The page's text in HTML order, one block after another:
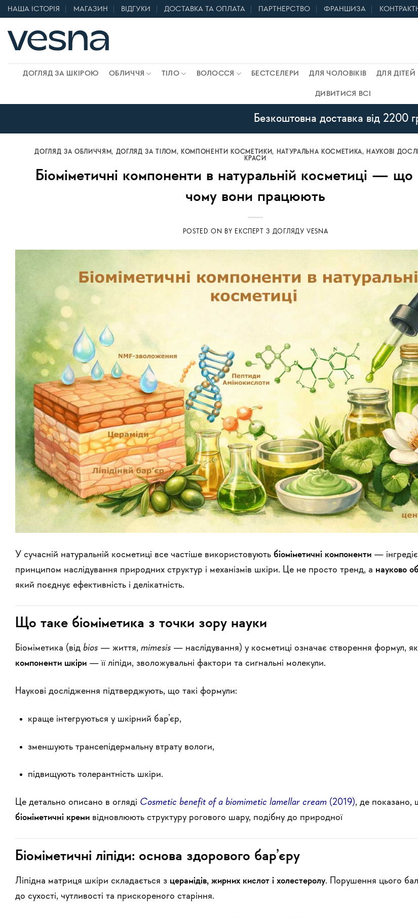
Skip
content
НАША ІСТОРІЯ МАГАЗИН ВІДГУКИ ДОСТАВКА ТА ОПЛАТА ПАРТНЕРСТВО ФРАНШИЗА
ДОГЛЯД ЗА ШКІРОЮ ОБЛИЧЧЯ ТІЛО ВОЛОССЯ БЕСТСЕЛЕРИ ДЛЯ ЧОЛОВІКІВ ДЛЯ ДІТЕЙ
ДИВИТИСЯ ВСІ
Безкоштовна доставка від 2200
ДОГЛЯД ЗА ОБЛИЧЧЯМ, ДОГЛЯД ЗА ТІЛОМ, КОМПОНЕНТИ КОСМЕТИКИ, НАТУРАЛЬНА КОСМЕТИКА, НАУКОВІ
КРАСИ
Біоміметичні компоненти в натуральній косметиці — що
чому вони працюють
POSTED ON BY ЕКСПЕРТ З ДОГЛЯДУ VESNA
У сучасній натуральній косметиці все частіше використовують біоміметичні компоненти —
принципом наслідування природних структур і механізмів шкіри. Це не просто тренд, а науково
який поєднує ефективність і делікатність.
Що таке біоміметика з точки зору науки
Біоміметика (від bios — життя, mimesis — наслідування) у косметиці означає створення формул,
компоненти шкіри — її ліпіди, зволожувальні фактори та сигнальні молекули.
Наукові дослідження підтверджують, що такі формули:
краще інтегруються у шкірний бар’єр,
зменшують трансепідермальну втрату вологи,
підвищують толерантність шкіри.
Це детально описано в огляді Cosmetic benefit of a biomimetic lamellar cream (2019), де показано,
біоміметичні креми відновлюють структуру рогового шару, подібну до природної
Біоміметичні ліпіди: основа здорового бар’єру
Ліпідна матриця шкіри складається з церамідів, жирних кислот і холестеролу. Порушення цього
до сухості, чутливості та прискореного старіння.